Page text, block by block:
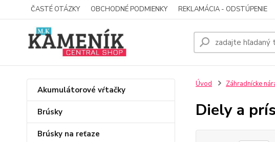
ČASTÉ OTÁZKY OBCHODNÉ PODMIENKY REKLAMÁCIA - ODSTÚPENIE
Akumulátorové vŕtačky
Brúsky
Brúsky na reťaze
Úvod Záhradnícke
Diely a